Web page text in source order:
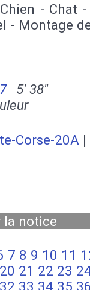
- Chat -
- Montage
5' 38''
Corse-20A |
la notice
7 8 9 10 11
20 21 22 23
32 33 34 35